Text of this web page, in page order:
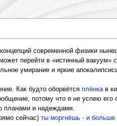
современной физики
перейти в «истинный
умирание и яркие
Как будто оборвётся плёнкав
потому что я не успею его
и надеждами.
сейчас) ты моргнёшь - и больше